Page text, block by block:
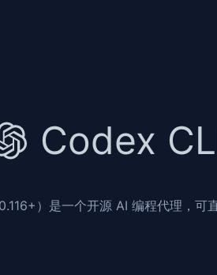
Codex
）是一个开源 AI 编程代理，可